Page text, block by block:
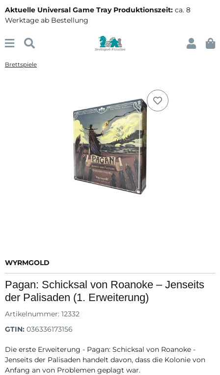
Aktuelle Universal Game Tray Produktionszeit: ca. 8
Werktage ab Bestellung
Brettspiele
WYRMGOLD
Pagan: Schicksal von Roanoke – Jenseits
der Palisaden (1. Erweiterung)
Artikelnummer: 12332
GTIN: 036336173156
Die erste Erweiterung - Pagan: Schicksal von Roanoke -
Jenseits der Palisaden handelt davon, dass die Kolonie von
Anfang an von Problemen geplagt war.